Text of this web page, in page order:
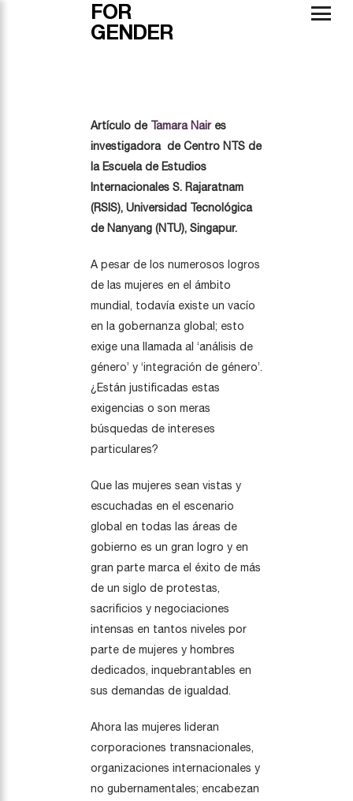
FOR
GENDER
Artículo de Tamara Naires
investigadora de Centro NTS de
la Escuela de Estudios
Internacionales S. Rajaratnam
(RSIS), Universidad Tecnológica
de Nanyang (NTU), Singapur.
A pesar de los numerosos logros
de las mujeres en el ámbito
mundial, todavía existe un vacío
en la gobernanza global; esto
exige una llamada al ‘análisis de
género’ y ‘integración de género’.
¿Están justificadas estas
exigencias o son meras
búsquedas de intereses
particulares?
Que las mujeres sean vistas y
escuchadas en el escenario
global en todas las áreas de
gobierno es un gran logro y en
gran parte marca el éxito de más
de un siglo de protestas,
sacrificios y negociaciones
intensas en tantos niveles por
parte de mujeres y hombres
dedicados, inquebrantables en
sus demandas de igualdad.
Ahora las mujeres lideran
corporaciones transnacionales,
organizaciones internacionales y
no gubernamentales; encabezan